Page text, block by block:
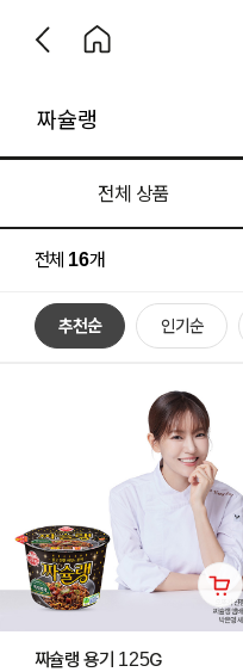
전체 상품
전체 16개
추천순 인기순
짜슐랭 용기 125G